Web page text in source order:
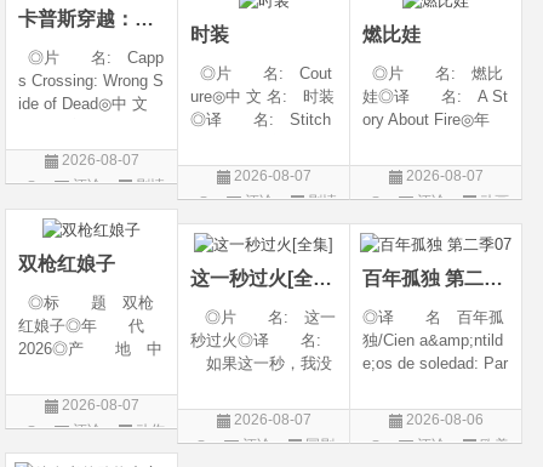
映日期 2026-07
国)◎IMDb评分: 6
卡普斯穿越：死亡的反面
◎片 名: Capp
s Crossing: Wrong S
ide of Dead◎中 文
死亡的反面◎年
代: 2026◎产
别: 剧情 / 悬疑 / 惊
悚 / 犯罪◎语
2026-08-07
评论
剧情
片
时装
◎片 名: Cout
ure◎中 文 名: 时装
◎译 名: Stitch
(台)◎年 代: 20
25◎产 地: 法
剧情◎语 言:
法语 /
2026-08-07
评论
剧情
片
燃比娃
◎片 名: 燃比
娃◎译 名: A St
ory About Fire◎年
地: 中国大陆◎
类 别: 动画 / 奇
汉语普通话◎上映
日期: 202
2026-08-07
评论
动画
片
双枪红娘子
◎标 题 双枪
红娘子◎年 代
2026◎产 地 中
剧情 / 动作 / 战争◎
上映日期 2026-08-
链接 https://movie.
2026-08-07
评论
动作
片
这一秒过火[全集]
◎片 名: 这一
秒过火◎译 名:
如果这一秒，我没
年 代: 2026◎
产 地: 中国大
2026-08-07
评论
国剧
百年孤独 第二季07
◎译 名 百年孤
独/Cien a&amp;ntild
e;os de soledad: Par
ears of Solitude/One
Hundred Years of So
2026-08-06
评论
欧美